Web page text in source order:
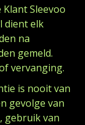
Sleevoo
dient elk
na
gemeld.
vervanging.
is nooit van
gevolge van
gebruik van